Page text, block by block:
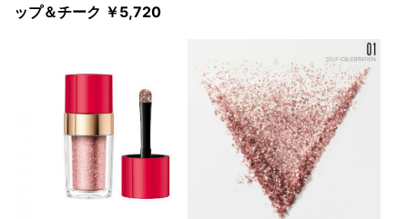
ップ＆チーク ￥5,720